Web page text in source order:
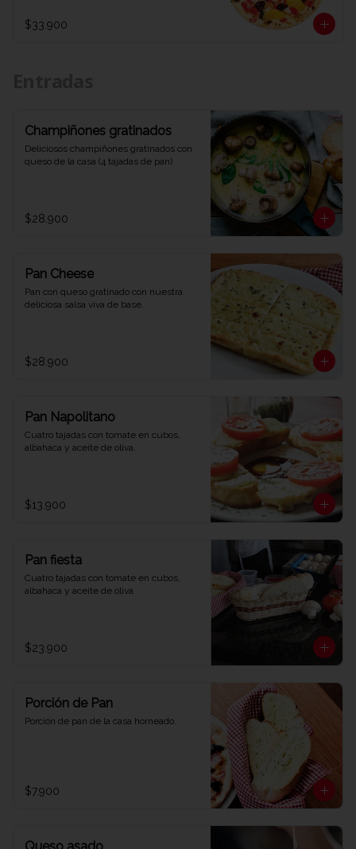
$33.900
Champiñones gratinados
Deliciosos champiñones gratinados con
queso de la casa (4 tajadas de pan)
$28.900
Pan Cheese
Pan con queso gratinado con nuestra
deliciosa salsa viva de base.
$28.900
Pan Napolitano
Cuatro tajadas con tomate en cubos,
albahaca y aceite de oliva.
$13.900
Pan fiesta
Cuatro tajadas con tomate en cubos,
albahaca y aceite de oliva
$23.900
Porción de Pan
Porción de pan de la casa horneado.
$7.900